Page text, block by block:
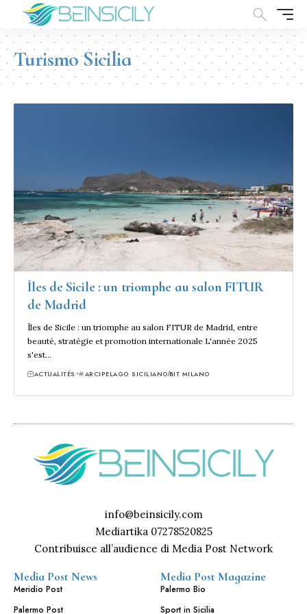
Turismo Sicilia
Îles de Sicile : un triomphe au salon FITUR
de Madrid
Îles de Sicile : un triomphe au salon FITUR de Madrid, entre
beauté, stratégie et promotion internationale L'année 2025
s'est…
ACTUALITÉS ARCIPELAGO SICILIANOBIT MILANO
info@beinsicily.com
Mediartika 07278520825
Contribuisce all’audience di Media Post Network
Media Post News
Meridio Post
Palermo Post
Media Post Magazine
Palermo Bio
Sport in Sicilia